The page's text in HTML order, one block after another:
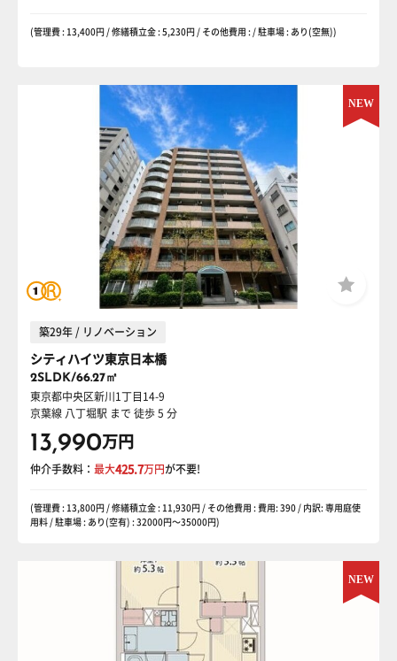
(管理費 : 13,400円 / 修繕積立金 : 5,230円 / その他費用 : / 駐車場 : あり(空無))
築29年 / リノベーション
シティハイツ東京日本橋
2SLDK/66.27㎡
東京都中央区新川1丁目14-9
京葉線 八丁堀駅 まで 徒歩 5 分
13,990万円
仲介手数料： 最大425.7万円が不要!
(管理費 : 13,800円 / 修繕積立金 : 11,930円 / その他費用 : 費用: 390 / 内訳: 専用庭使
用料 / 駐車場 : あり(空有) : 32000円〜35000円)